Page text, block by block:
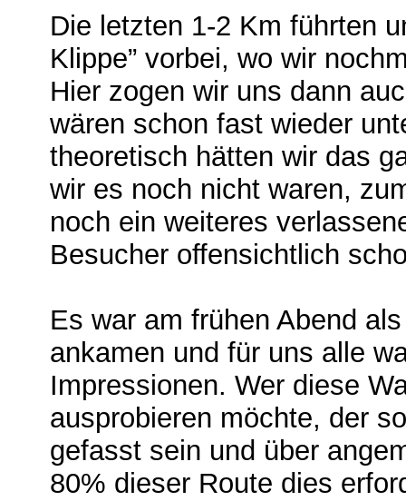
Die letzten 1-2 Km führten
Klippe” vorbei, wo wir
Hier zogen wir uns dann
wären schon fast wieder
theoretisch hätten wir das
wir es noch nicht waren,
noch ein weiteres
Besucher offensichtlich
Es war am frühen Abend
ankamen und für uns alle
Impressionen. Wer diese
ausprobieren möchte, der
gefasst sein und über
80% dieser Route dies